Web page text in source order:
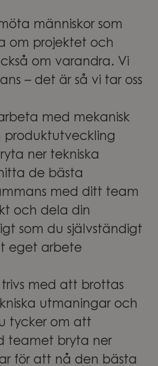
människor som
om projektet och
om varandra. Vi
– det är så vi tar oss
med mekanisk
produktutveckling
ner tekniska
de bästa
med ditt team
och dela din
som du självständigt
eget arbete
trivs med att brottas
utmaningar och
tycker om att
teamet bryta ner
för att nå den bästa